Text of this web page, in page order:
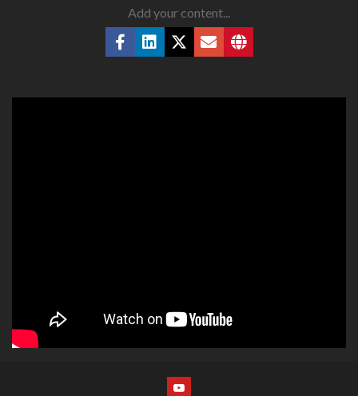
Add your content...